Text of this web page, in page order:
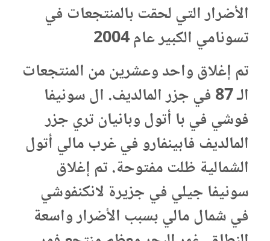
الأضرار التي لحقت بالمنتجعات في
تسونامي الكبير عام 2004
تم إغلاق واحد وعشرين من المنتجعات
الـ 87 في جزر المالديف. ال سونيفا
فوشي في با أتول وبانيان تري جزر
المالديف فابينفارو في غرب مالي أتول
الشمالية ظلت مفتوحة. تم إغلاق
سونيفا جيلي في جزيرة لانكنفوشي
في شمال مالي بسبب الأضرار واسعة